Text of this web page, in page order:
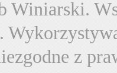
Winiarski.
z